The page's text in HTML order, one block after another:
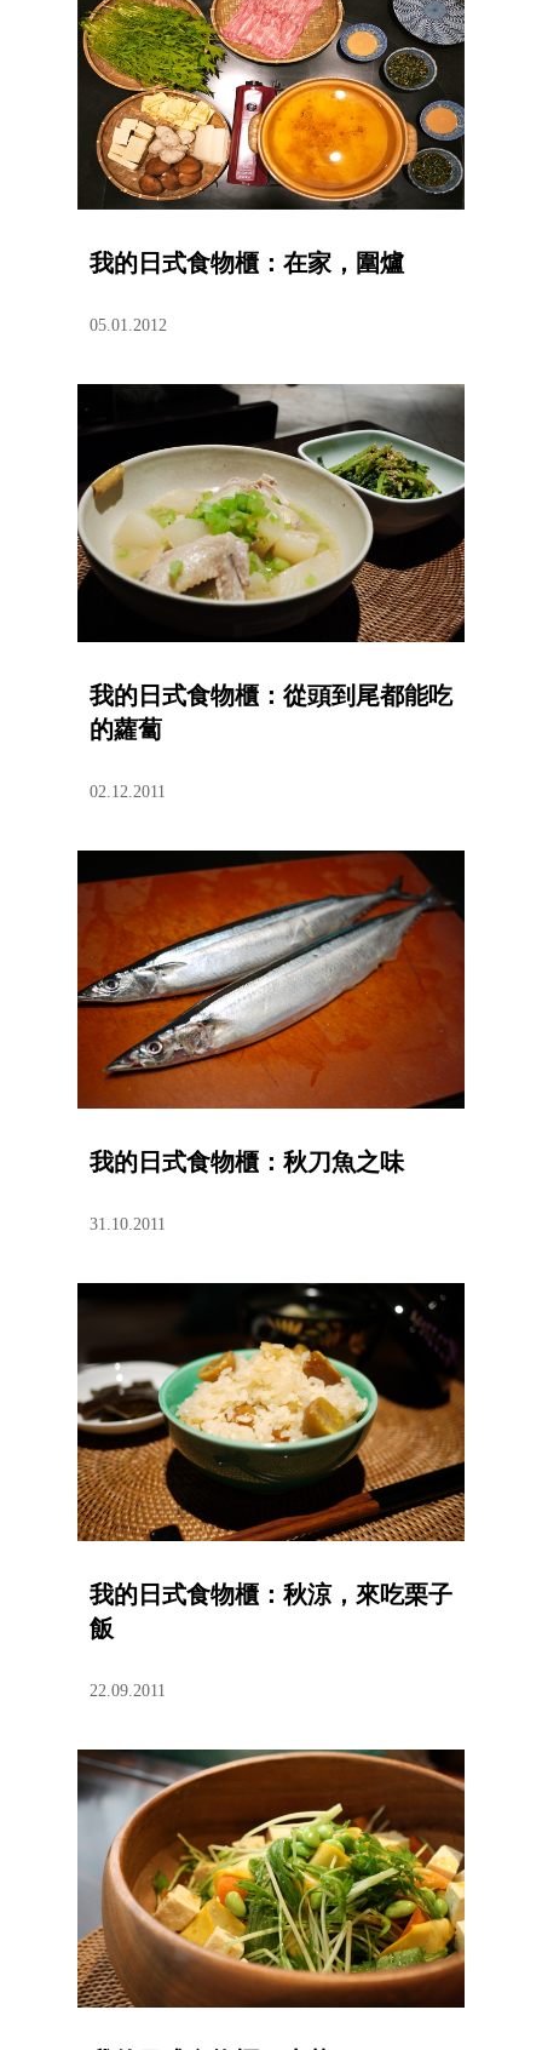
我的日式食物櫃：在家，圍爐
05.01.2012
我的日式食物櫃：從頭到尾都能吃
的蘿蔔
02.12.2011
我的日式食物櫃：秋刀魚之味
31.10.2011
我的日式食物櫃：秋涼，來吃栗子
飯
22.09.2011